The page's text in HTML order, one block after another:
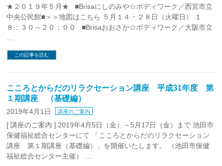
★２０１９年５月★ ■Brisaにしのみや☆ボディワーク／西宮市立
中央公民館■＞＞地図はこちら ５月１４・２８日（火曜日） １
８：３０～２０：００ ■Brisaおおさか☆ボディワーク／大阪市立
この記事を読む
こころとからだのリラクセーション講座 平成31年度 第
１期講座 （基礎編）
2019年4月1日 講座のご案内
[ 講座のご案内 ] 2019年4月5日（金）～5月17日（金）まで 池田市
保健福祉総合センターにて 「こころとからだのリラクセーション
講座 第１期講座（基礎編）」を開催いたします。 （池田市保健
福祉総合センター主催） …